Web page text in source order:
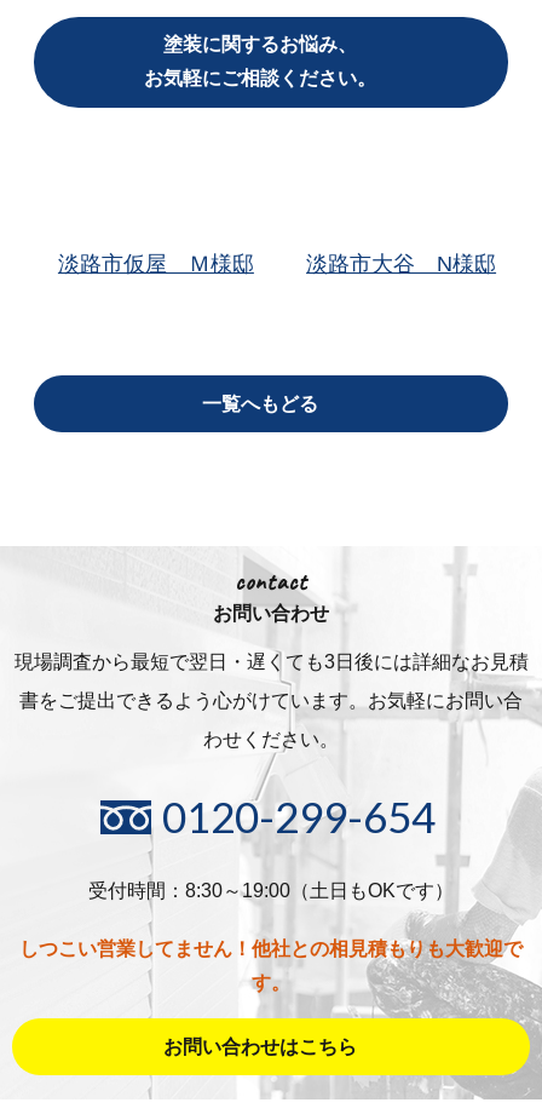
塗装に関するお悩み、
お気軽にご相談ください。
淡路市仮屋 Ｍ様邸 淡路市大谷 N様邸
一覧へもどる
contact
お問い合わせ
現場調査から最短で翌日・遅くても3日後には詳細なお見積
書をご提出できるよう心がけています。お気軽にお問い合
わせください。
0120-299-654
受付時間：8:30～19:00（土日もOKです）
しつこい営業してません！他社との相見積もりも大歓迎で
す。
お問い合わせはこちら